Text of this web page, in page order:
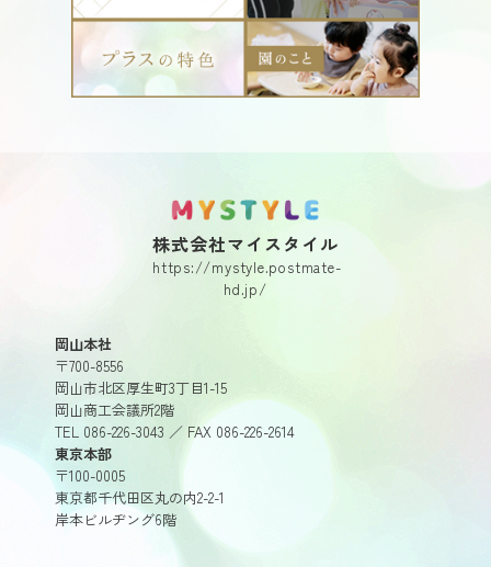
株式会社マイスタイル
https://mystyle.postmate-
hd.jp/
岡山本社
〒700-8556
岡山市北区厚生町3丁目1-15
岡山商工会議所2階
TEL 086-226-3043 ／ FAX 086-226-2614
東京本部
〒100-0005
東京都千代田区丸の内2-2-1
岸本ビルヂング6階